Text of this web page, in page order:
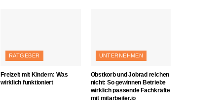
RATGEBER
Freizeit mit Kindern: Was
wirklich funktioniert
UNTERNEHMEN
Obstkorb und Jobrad reichen
nicht: So gewinnen Betriebe
wirklich passende Fachkräfte
mit mitarbeiter.io